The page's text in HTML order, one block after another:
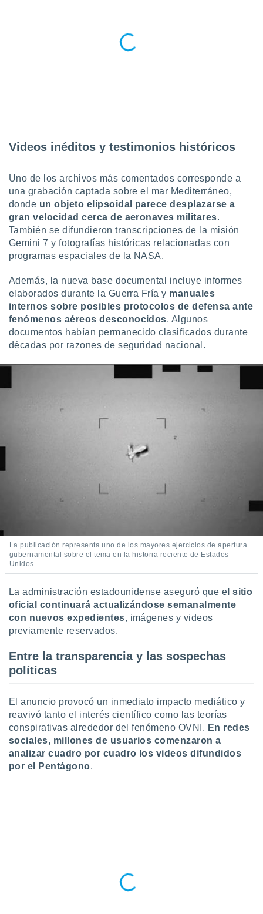
de la
el
o a través
de
de
de
uso de
e
mediante
publicidad
1199
Videos inéditos y testimonios históricos
Uno de los archivos más comentados corresponde a
una grabación captada sobre el mar Mediterráneo,
donde un objeto elipsoidal parece desplazarse a
gran velocidad cerca de aeronaves militares.
También se difundieron transcripciones de la misión
Gemini 7 y fotografías históricas relacionadas con
programas espaciales de la NASA.
Además, la nueva base documental incluye informes
elaborados durante la Guerra Fría y manuales
internos sobre posibles protocolos de defensa ante
fenómenos aéreos desconocidos. Algunos
documentos habían permanecido clasificados durante
décadas por razones de seguridad nacional.
La publicación representa uno de los mayores ejercicios de apertura
gubernamental sobre el tema en la historia reciente de Estados
Unidos.
La administración estadounidense aseguró que e l sitio
oficial continuará actualizándose semanalmente
con nuevos expedientes, imágenes y videos
previamente reservados.
Entre la transparencia y las sospechas
políticas
El anuncio provocó un inmediato impacto mediático y
reavivó tanto el interés científico como las teorías
conspirativas alrededor del fenómeno OVNI. En redes
sociales, millones de usuarios comenzaron a
analizar cuadro por cuadro los videos difundidos
por el Pentágono.